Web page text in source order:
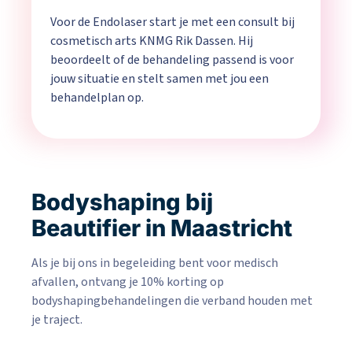
Voor de Endolaser start je met een consult bij
cosmetisch arts KNMG Rik Dassen. Hij
beoordeelt of de behandeling passend is voor
jouw situatie en stelt samen met jou een
behandelplan op.
Bodyshaping bij
Beautifier in Maastricht
Als je bij ons in begeleiding bent voor medisch
afvallen, ontvang je 10% korting op
bodyshapingbehandelingen die verband houden met
je traject.